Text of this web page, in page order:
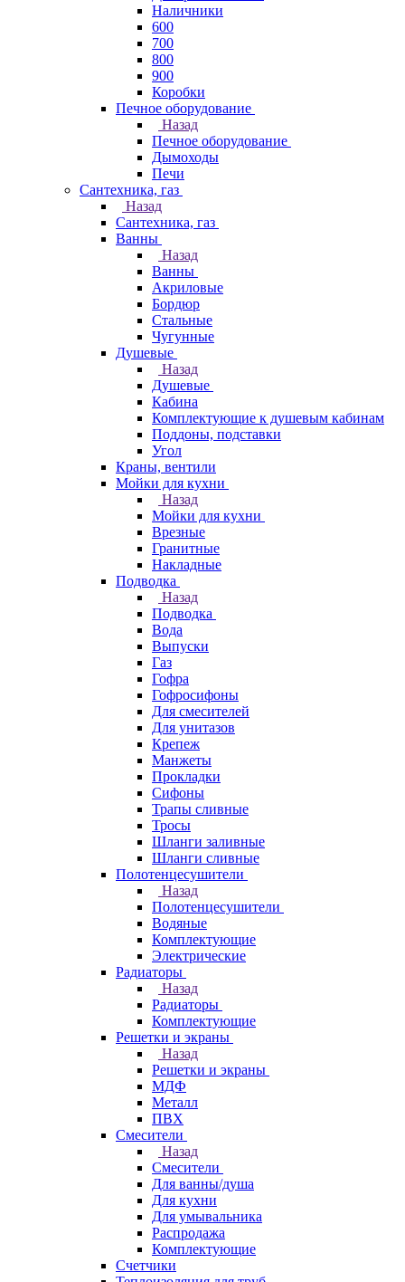
Наличники
600
700
800
900
Коробки
Печное оборудование
Назад
Печное оборудование
Дымоходы
Печи
Сантехника, газ
Назад
Сантехника, газ
Ванны
Назад
Ванны
Акриловые
Бордюр
Стальные
Чугунные
Душевые
Назад
Душевые
Кабина
Комплектующие к душевым кабинам
Поддоны, подставки
Угол
Краны, вентили
Мойки для кухни
Назад
Мойки для кухни
Врезные
Гранитные
Накладные
Подводка
Назад
Подводка
Вода
Выпуски
Газ
Гофра
Гофросифоны
Для смесителей
Для унитазов
Крепеж
Манжеты
Прокладки
Сифоны
Трапы сливные
Тросы
Шланги заливные
Шланги сливные
Полотенцесушители
Назад
Полотенцесушители
Водяные
Комплектующие
Электрические
Радиаторы
Назад
Радиаторы
Комплектующие
Решетки и экраны
Назад
Решетки и экраны
МДФ
Металл
ПВХ
Смесители
Назад
Смесители
Для ванны/душа
Для кухни
Для умывальника
Распродажа
Комплектующие
Счетчики